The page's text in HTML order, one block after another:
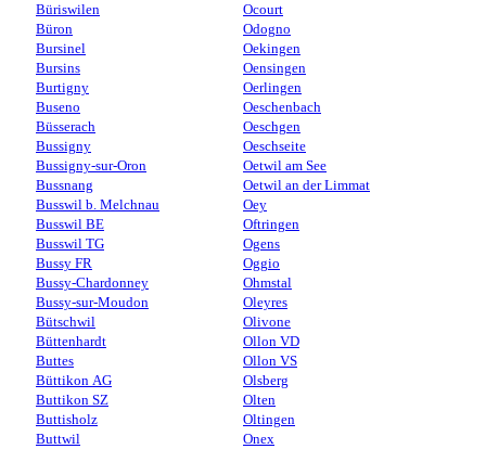
Büriswilen
Büron
Bursinel
Bursins
Burtigny
Buseno
Büsserach
Bussigny
Bussigny-sur-Oron
Bussnang
Busswil b. Melchnau
Busswil BE
Busswil TG
Bussy FR
Bussy-Chardonney
Bussy-sur-Moudon
Bütschwil
Büttenhardt
Buttes
Büttikon AG
Buttikon SZ
Buttisholz
Buttwil
Ocourt
Odogno
Oekingen
Oensingen
Oerlingen
Oeschenbach
Oeschgen
Oeschseite
Oetwil am See
Oetwil an der Limmat
Oey
Oftringen
Ogens
Oggio
Ohmstal
Oleyres
Olivone
Ollon VD
Ollon VS
Olsberg
Olten
Oltingen
Onex